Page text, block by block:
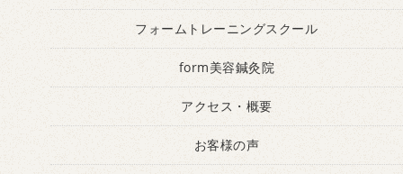
フォームトレーニングスクール
form美容鍼灸院
アクセス・概要
お客様の声